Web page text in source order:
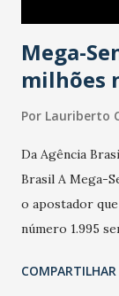
Mega-
milhões
Por Lauriberto
Da Agência
Brasil A Mega-
o apostador
número 1.995
feitas até as
COMPARTILHAR